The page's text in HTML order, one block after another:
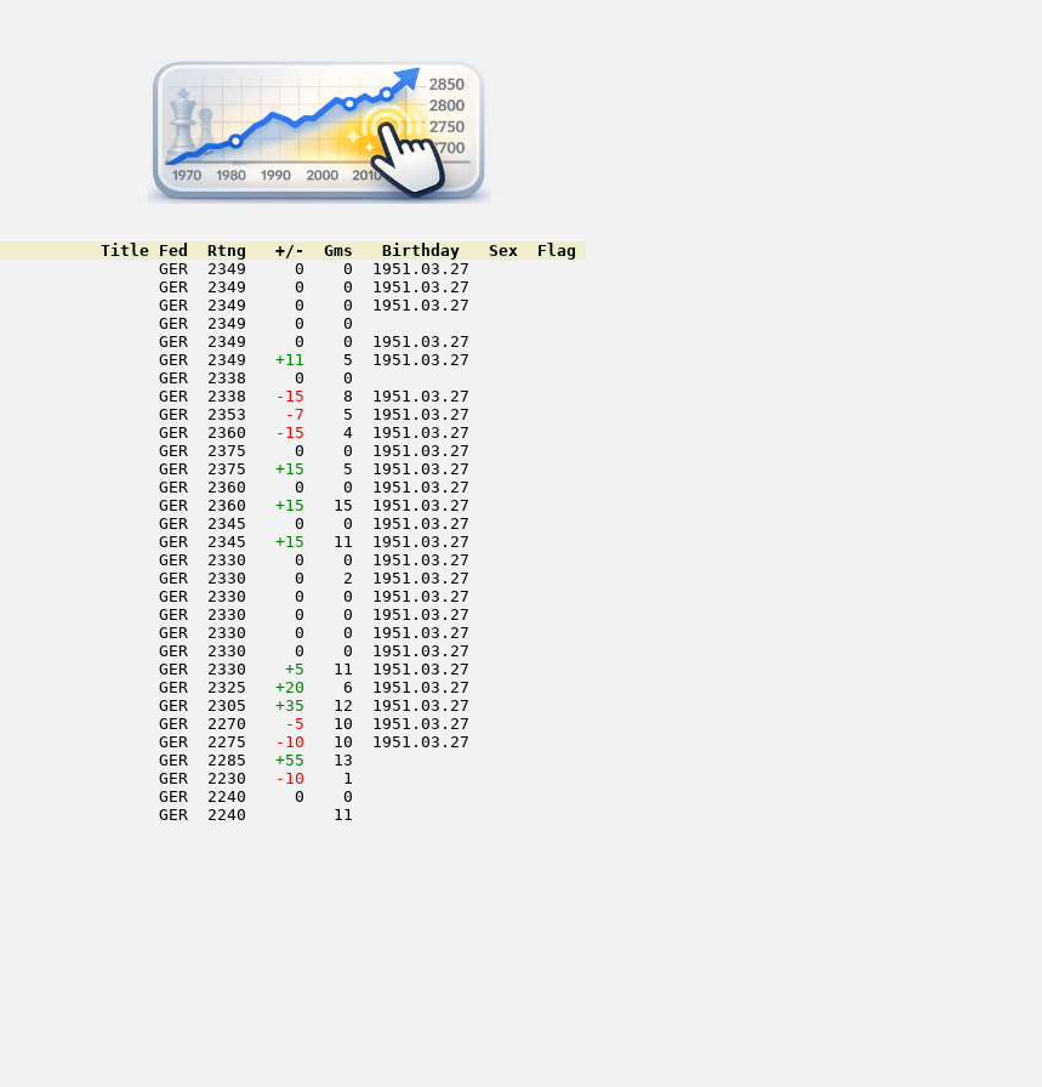
Title Fed  Rtng   +/-  Gms   Birthday   Sex  Flag
GER  2349     0    0  1951.03.27
GER  2349     0    0  1951.03.27
GER  2349     0    0  1951.03.27
GER  2349     0    0
GER  2349     0    0  1951.03.27
GER  2349
+11
    5  1951.03.27
GER  2338     0    0
GER  2338
-15
    8  1951.03.27
GER  2353
  -7
    5  1951.03.27
GER  2360
-15
    4  1951.03.27
GER  2375     0    0  1951.03.27
GER  2375
+15
    5  1951.03.27
GER  2360     0    0  1951.03.27
GER  2360
+15
   15  1951.03.27
GER  2345     0    0  1951.03.27
GER  2345
+15
   11  1951.03.27
GER  2330     0    0  1951.03.27
GER  2330     0    2  1951.03.27
GER  2330     0    0  1951.03.27
GER  2330     0    0  1951.03.27
GER  2330     0    0  1951.03.27
GER  2330     0    0  1951.03.27
GER  2330
+5
   11  1951.03.27
GER  2325
+20
    6  1951.03.27
GER  2305
+35
   12  1951.03.27
GER  2270
  -5
   10  1951.03.27
GER  2275
-10
   10  1951.03.27
GER  2285
+55
   13
GER  2230
-10
    1
GER  2240     0    0